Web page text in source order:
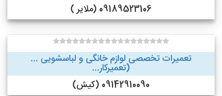
09189523106 (ملایر )
تعمیرات تخصصی لوازم خانگی و لباسشویی ...
(تعمیرکار...
09142910090 (کیش)